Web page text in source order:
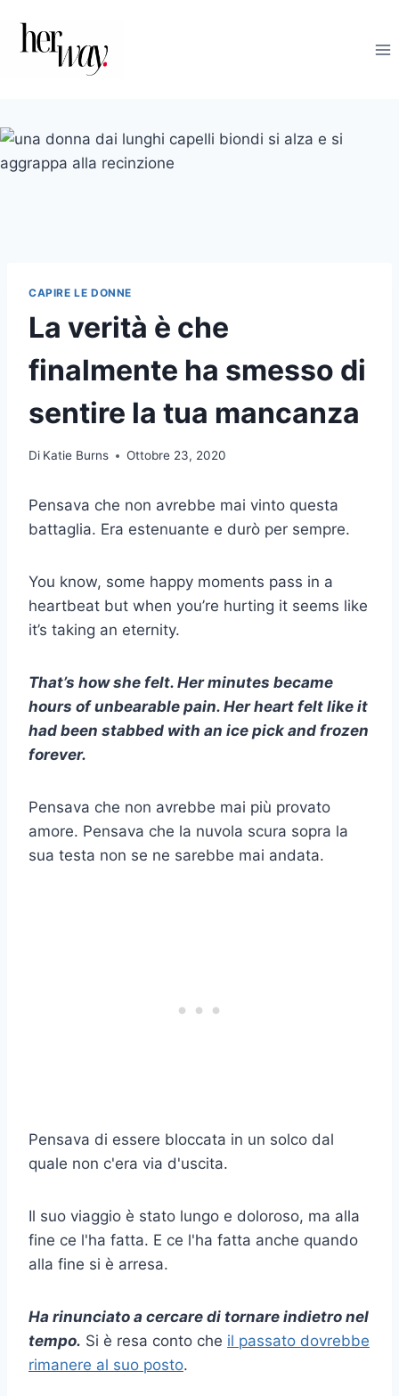
contenuto
CAPIRE LE DONNE
La verità è che
finalmente ha smesso di
sentire la tua mancanza
Di Katie Burns Ottobre 23, 2020
Pensava che non avrebbe mai vinto questa
battaglia. Era estenuante e durò per sempre.
You know, some happy moments pass in a
heartbeat but when you’re hurting it seems like
it’s taking an eternity.
That’s how she felt. Her minutes became
hours of unbearable pain. Her heart felt like it
had been stabbed with an ice pick and frozen
forever.
Pensava che non avrebbe mai più provato
amore. Pensava che la nuvola scura sopra la
sua testa non se ne sarebbe mai andata.
Pensava di essere bloccata in un solco dal
quale non c'era via d'uscita.
Il suo viaggio è stato lungo e doloroso, ma alla
fine ce l'ha fatta. E ce l'ha fatta anche quando
alla fine si è arresa.
Ha rinunciato a cercare di tornare indietro nel
tempo. Si è resa conto che il passato dovrebbe
rimanere al suo posto.